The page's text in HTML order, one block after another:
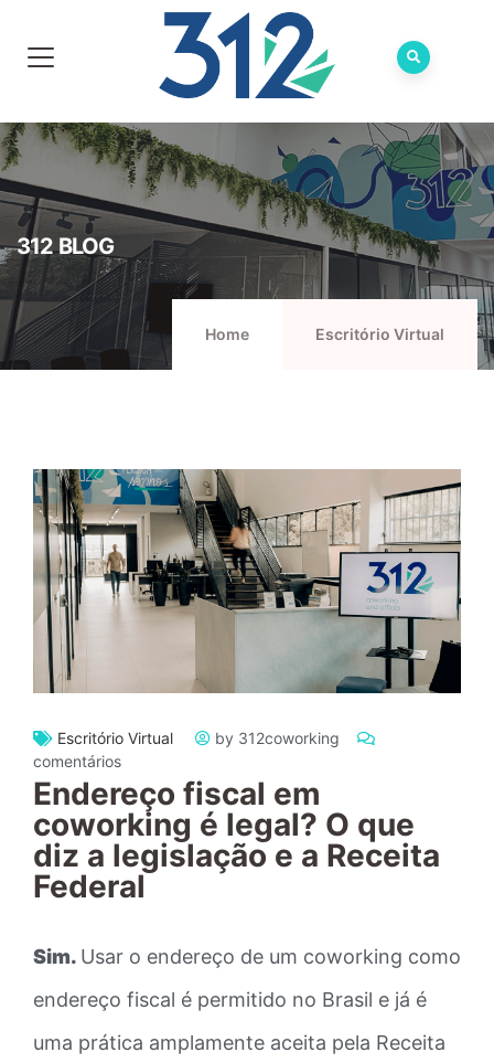
312 BLOG
Home Escritório Virtual
Escritório Virtual
by 312coworking
comentários
Endereço fiscal em
coworking é legal? O que
diz a legislação e a Receita
Federal
Sim. Usar o endereço de um coworking como
endereço fiscal é permitido no Brasil e já é
uma prática amplamente aceita pela Receita